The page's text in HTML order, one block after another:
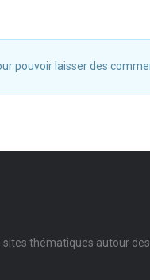
pouvoir laisser des
sites thématiques autour